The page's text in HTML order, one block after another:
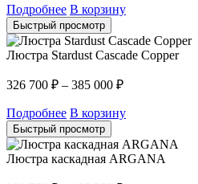
Подробнее В корзину
Быстрый просмотр
Люстра Stardust Cascade Copper
326 700 ₽ – 385 000 ₽
Подробнее В корзину
Быстрый просмотр
Люстра каскадная ARGANA